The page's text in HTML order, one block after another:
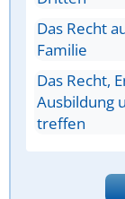
Das Recht
Familie
Das Recht,
Ausbildung
treffen